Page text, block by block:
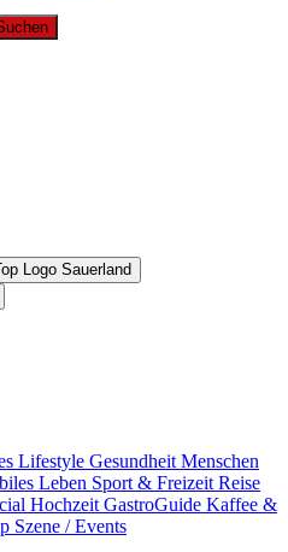
Sauerland
Lifestyle Gesundheit Menschen
Leben Sport & Freizeit Reise
Hochzeit GastroGuide Kaffee &
Szene / Events